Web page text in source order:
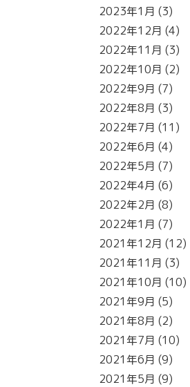
2023年1月 (3)
2022年12月 (4)
2022年11月 (3)
2022年10月 (2)
2022年9月 (7)
2022年8月 (3)
2022年7月 (11)
2022年6月 (4)
2022年5月 (7)
2022年4月 (6)
2022年2月 (8)
2022年1月 (7)
2021年12月 (12)
2021年11月 (3)
2021年10月 (10)
2021年9月 (5)
2021年8月 (2)
2021年7月 (10)
2021年6月 (9)
2021年5月 (9)